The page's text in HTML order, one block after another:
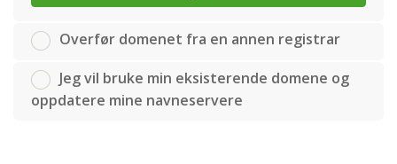
Overfør domenet fra en annen registrar
Jeg vil bruke min eksisterende domene og
oppdatere mine navneservere